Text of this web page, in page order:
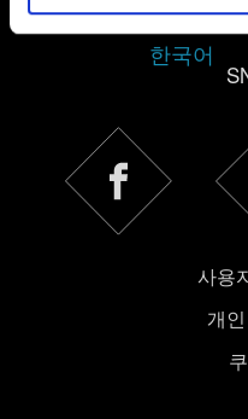
경우에는 사용자의 동의
쿠키 사용에 관한 세부 사
한국어
사용
개